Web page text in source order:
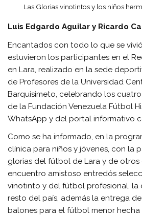
Las Glorias vinotintos y los niños
Luis Edgardo Aguilar y Ricardo
Encantados con todo lo que se
estuvieron los participantes en el
en Lara, realizado en la sede
de Profesores de la Universidad
Barquisimeto, celebrando los
de la Fundación Venezuela Fútbol
WhatsApp y del portal informativo
Como se ha informado, en la
clínica para niños y jóvenes, con la
glorias del fútbol de Lara y de otros
encuentro amistoso entredós
vinotinto y del fútbol profesional, la
resto del país, además la entrega
balones para el fútbol menor